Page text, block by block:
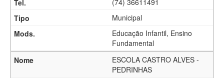
(74) 36611491
Municipal
Educação Infantil, Ensino
Fundamental
ESCOLA CASTRO ALVES -
PEDRINHAS